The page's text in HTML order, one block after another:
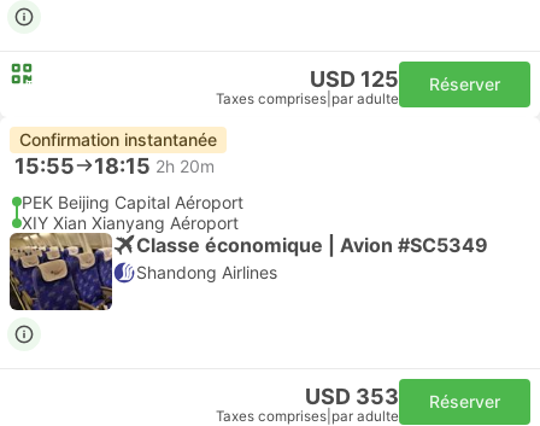
USD 125
Taxes comprises par adulte
Réserver
Confirmation instantanée
15:55 18:15 2h 20m
PEK Beijing Capital Aéroport
XIY Xian Xianyang Aéroport
Classe économique | Avion #SC5349
Shandong Airlines
USD 353
Taxes comprises par adulte
Réserver